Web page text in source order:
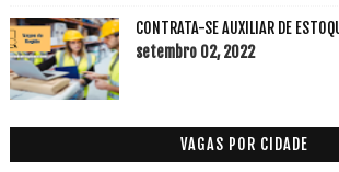
CONTRATA-SE AUXILIAR DE
setembro 02, 2022
VAGAS POR CIDADE